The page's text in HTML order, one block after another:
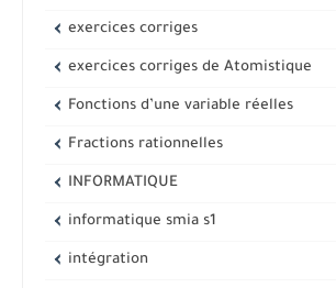
exercices corriges
exercices corriges de Atomistique
Fonctions d’une variable réelles
Fractions rationnelles
INFORMATIQUE
informatique smia s1
intégration